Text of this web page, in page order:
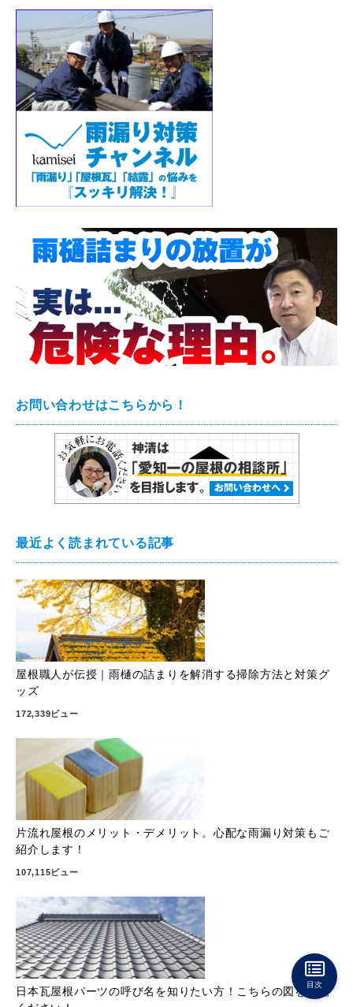
お問い合わせはこちらから！
最近よく読まれている記事
屋根職人が伝授｜雨樋の詰まりを解消する掃除方法と対策グ
ッズ
172,339ビュー
片流れ屋根のメリット・デメリット。心配な雨漏り対策もご
紹介します！
107,115ビュー
日本瓦屋根パーツの呼び名を知りたい方！こちらの図をご覧
目次